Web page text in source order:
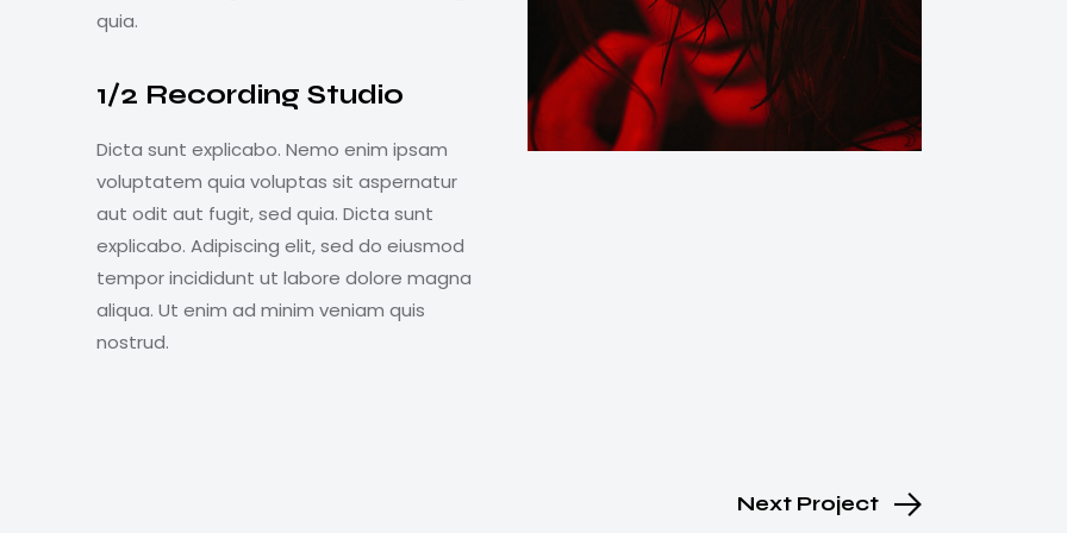
quia.
1/2 Recording Studio
Dicta sunt explicabo. Nemo enim ipsam
voluptatem quia voluptas sit aspernatur
aut odit aut fugit, sed quia. Dicta sunt
explicabo. Adipiscing elit, sed do eiusmod
tempor incididunt ut labore dolore magna
aliqua. Ut enim ad minim veniam quis
nostrud.
Next Project